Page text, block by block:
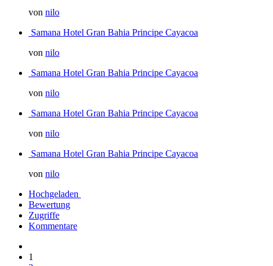
von nilo
Samana Hotel Gran Bahia Principe Cayacoa
von nilo
Samana Hotel Gran Bahia Principe Cayacoa
von nilo
Samana Hotel Gran Bahia Principe Cayacoa
von nilo
Samana Hotel Gran Bahia Principe Cayacoa
von nilo
Hochgeladen
Bewertung
Zugriffe
Kommentare
1